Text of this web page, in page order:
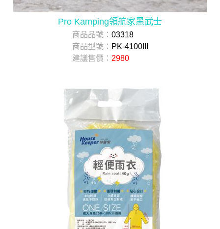
Pro Kamping領航家黑武士
商品品號： 03318
商品型號： PK-4100III
建議售價： 2980